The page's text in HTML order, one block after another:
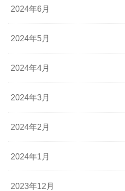
2024年6月
2024年5月
2024年4月
2024年3月
2024年2月
2024年1月
2023年12月